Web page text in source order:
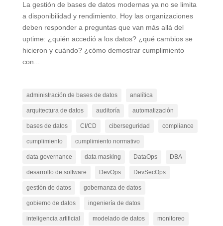
La gestión de bases de datos modernas ya no se limita
a disponibilidad y rendimiento. Hoy las organizaciones
deben responder a preguntas que van más allá del
uptime: ¿quién accedió a los datos? ¿qué cambios se
hicieron y cuándo? ¿cómo demostrar cumplimiento
con...
administración de bases de datos analítica
arquitectura de datos auditoría automatización
bases de datos CI/CD ciberseguridad compliance
cumplimiento cumplimiento normativo
data governance data masking DataOps DBA
desarrollo de software DevOps DevSecOps
gestión de datos gobernanza de datos
gobierno de datos ingeniería de datos
inteligencia artificial modelado de datos monitoreo